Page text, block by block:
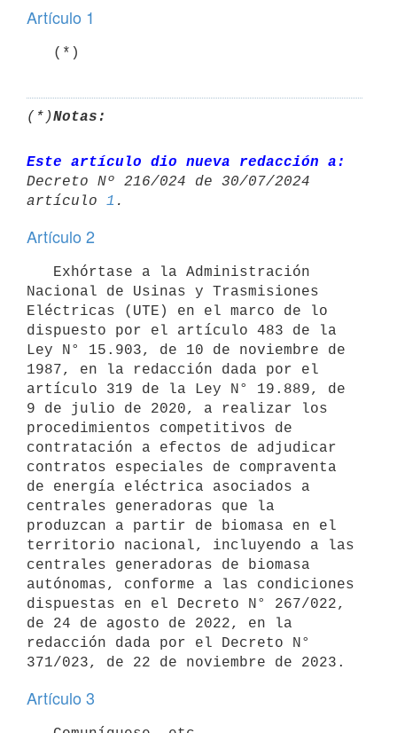
Artículo 1
   (*)
(*)Notas:
Este artículo dio nueva redacción a:
Decreto Nº 216/024 de 30/07/2024
artículo 1
Artículo 2
Nacional de Usinas y Trasmisiones
Eléctricas (UTE) en el marco de lo
dispuesto por el artículo 483 de la
Ley N° 15.903, de 10 de noviembre de
1987, en la redacción dada por el
artículo 319 de la Ley N° 19.889, de
9 de julio de 2020, a realizar los
procedimientos competitivos de
contratación a efectos de adjudicar
contratos especiales de compraventa
de energía eléctrica asociados a
centrales generadoras que la
produzcan a partir de biomasa en el
territorio nacional, incluyendo a las
centrales generadoras de biomasa
autónomas, conforme a las condiciones
dispuestas en el Decreto N° 267/022,
de 24 de agosto de 2022, en la
redacción dada por el Decreto N°
Artículo 3